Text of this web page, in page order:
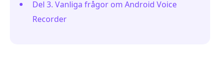
Del 3. Vanliga frågor om Android Voice
Recorder